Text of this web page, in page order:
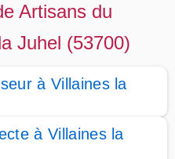
Artisans du
Juhel (53700)
à Villaines la
à Villaines la